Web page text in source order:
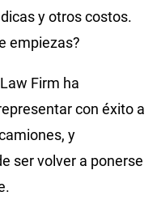
y otros costos.
empiezas?
Firm ha
con éxito a
y
ser volver a ponerse